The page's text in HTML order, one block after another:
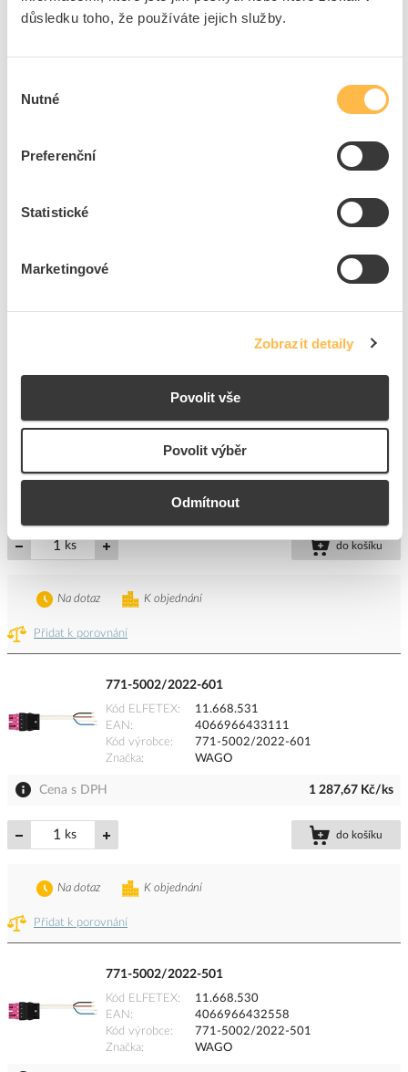
důsledku toho, že používáte jejich služby.
souhlasu
Nutné
Preferenční
Statistické
Marketingové
Zobrazit detaily
Povolit vše
Povolit výběr
Odmítnout
Přidat k porovnání
K objednání
Na dotaz
Cena s DPH 1 456,68 Kč/ks
do košíku
K objednání
Na dotaz
771-5002/2022-701
Kód ELFETEX
11.668.532
Kód výrobce
771-5002/2022-701
Značka
WAGO
ks do košíku
Přidat k porovnání
K objednání
Na dotaz
771-5002/2022-601
Kód ELFETEX
11.668.531
EAN
4066966433111
Kód výrobce
771-5002/2022-601
Značka
WAGO
Cena s DPH 1 287,67 Kč/ks
ks do košíku
Přidat k porovnání
K objednání
Na dotaz
771-5002/2022-501
Kód ELFETEX
11.668.530
EAN
4066966432558
Kód výrobce
771-5002/2022-501
Značka
WAGO